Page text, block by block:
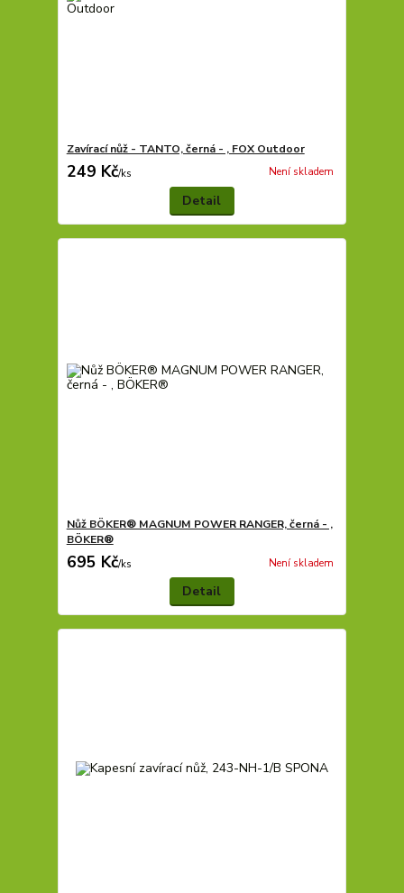
Zavírací nůž - TANTO, černá - , FOX Outdoor
249 Kč/ks Není skladem
Detail
Nůž BÖKER® MAGNUM POWER RANGER, černá - ,
BÖKER®
695 Kč/ks Není skladem
Detail